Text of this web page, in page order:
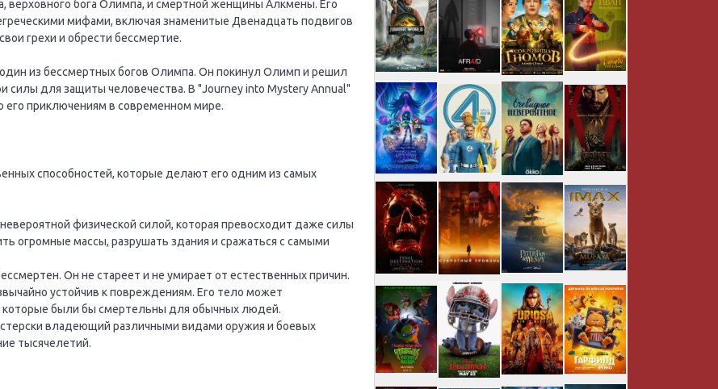
верховного бога Олимпа, и смертной женщины Алкмены. Его
мифами, включая знаменитые Двенадцать подвигов
грехи и обрести бессмертие.
из бессмертных богов Олимпа. Он покинул Олимп и решил
силы для защиты человечества. В "Journey into Mystery Annual"
его приключениям в современном мире.
способностей, которые делают его одним из самых
физической силой, которая превосходит даже силы
огромные массы, разрушать здания и сражаться с самыми
Он не стареет и не умирает от естественных причин.
устойчив к повреждениям. Его тело может
были бы смертельны для обычных людей.
владеющий различными видами оружия и боевых
тысячелетий.